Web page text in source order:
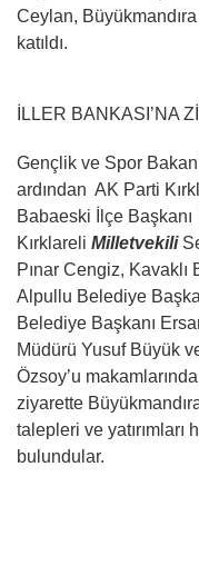
Ceylan,
katıldı.
İLLER BANKASI’NA
Gençlik ve Spor Bakan
ardından AK Parti
Babaeski İlçe
Kırklareli Milletvekili
Pınar Cengiz,
Alpullu Belediye
Belediye Başkanı
Müdürü Yusuf Büyük
Özsoy’u
ziyarette
talepleri ve yatırımları
bulundular.